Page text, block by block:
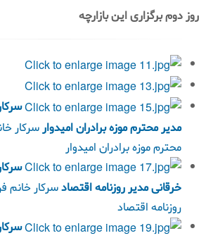
روز دوم برگزاری این بازارچه
مدير محترم موزه برادران اميدوار سركار
محترم موزه برادران اميدوار
خرقانی مدير روزنامه اقتصادسركار خانم
روزنامه اقتصاد